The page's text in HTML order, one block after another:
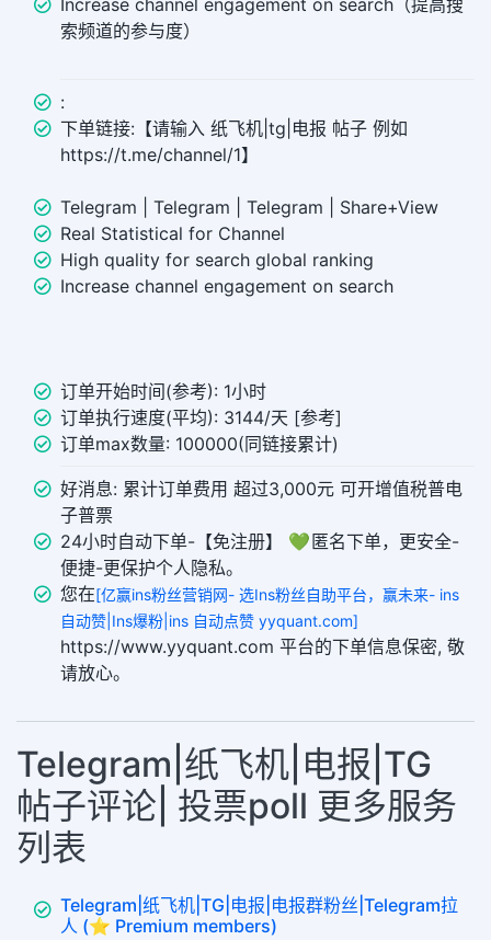
Increase channel engagement on search（提高搜
索频道的参与度）
:
下单链接:【请输入 纸飞机|tg|电报 帖子 例如
https://t.me/channel/1】
Telegram | Telegram | Telegram | Share+View
Real Statistical for Channel
High quality for search global ranking
Increase channel engagement on search
订单开始时间(参考): 1小时
订单执行速度(平均): 3144/天 [参考]
订单max数量: 100000(同链接累计)
好消息: 累计订单费用 超过3,000元 可开增值税普电
子普票
24小时自动下单-【免注册】 💚 匿名下单，更安全-
便捷-更保护个人隐私。
您在[亿赢ins粉丝营销网- 选Ins粉丝自助平台，赢未来- ins
自动赞|Ins爆粉|ins 自动点赞 yyquant.com]
https://www.yyquant.com 平台的下单信息保密, 敬
请放心。
Telegram|纸飞机|电报|TG
帖子评论| 投票poll 更多服务
列表
Telegram|纸飞机|TG|电报|电报群粉丝|Telegram拉
人 (⭐ Premium members)